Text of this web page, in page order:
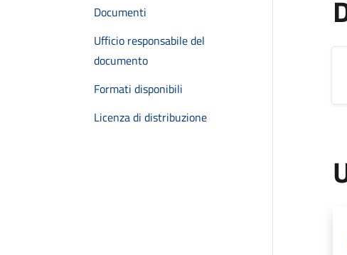
Documenti
Ufficio responsabile del
documento
Formati disponibili
Licenza di distribuzione